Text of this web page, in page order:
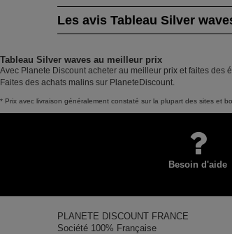
Les avis Tableau Silver
Tableau Silver waves au meilleur prix
Avec Planete Discount acheter au meilleur prix et faites des
Faites des achats malins sur PlaneteDiscount.
* Prix avec livraison généralement constaté sur la plupart des sites et
Besoin d'aide
PLANETE DISCOUNT FRANCE
Société 100% Française